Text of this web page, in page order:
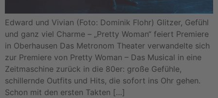
Edward und Vivian (Foto: Dominik Flohr) Glitzer, Gefühl
und ganz viel Charme – „Pretty Woman“ feiert Premiere
in Oberhausen Das Metronom Theater verwandelte sich
zur Premiere von Pretty Woman – Das Musical in eine
Zeitmaschine zurück in die 80er: große Gefühle,
schillernde Outfits und Hits, die sofort ins Ohr gehen.
Schon mit den ersten Takten […]